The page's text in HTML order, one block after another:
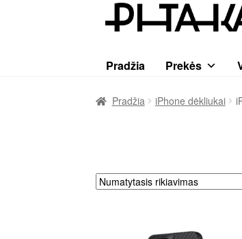
Pereiti
prie
Pereiti
prie
Pradžia Prekės
Pradžia iPhone dėkliukai